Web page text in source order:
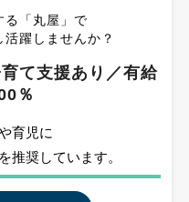
る「丸屋」で
躍しませんか？
て支援あり／有給
％
育児に
推奨しています。